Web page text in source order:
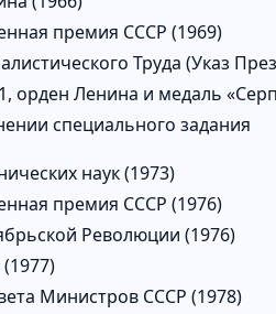
премия СССР (1969)
Труда (Указ
орден Ленина и медаль
специального задания
наук (1973)
премия СССР (1976)
Революции (1976)
Министров СССР (1978)